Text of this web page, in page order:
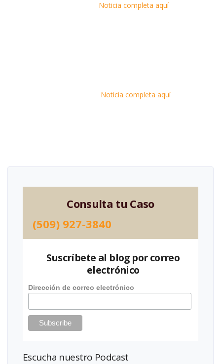
Noticia completa aquí
Noticia completa aquí
Consulta tu Caso
(509) 927-3840
Suscríbete al blog por correo
electrónico
Dirección de correo electrónico
Escucha nuestro Podcast